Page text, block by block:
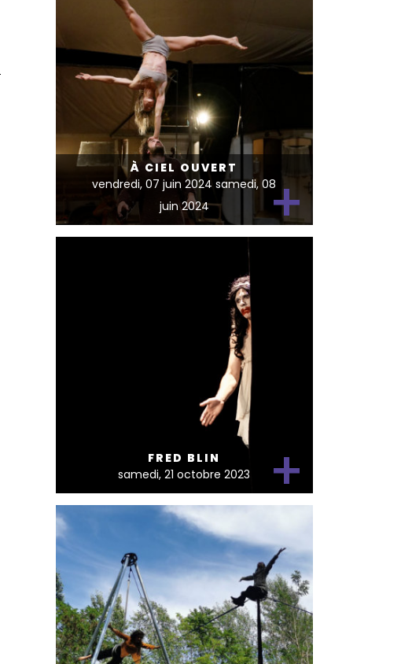
À CIEL OUVERT
vendredi, 07 juin 2024 samedi, 08
juin 2024
+
FRED BLIN
samedi, 21 octobre 2023
+